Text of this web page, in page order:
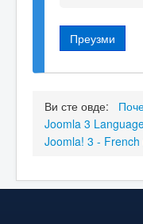
Преузми
Ви сте овде:
Joomla 3
Joomla! 3 - French